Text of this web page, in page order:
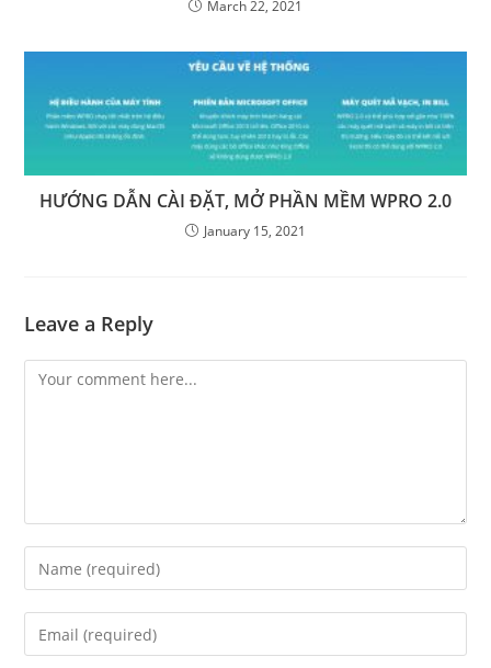
March 22, 2021
HƯỚNG DẪN CÀI ĐẶT, MỞ PHẦN MỀM WPRO 2.0
January 15, 2021
Leave a Reply
Comment
Enter
your
name
Enter
your